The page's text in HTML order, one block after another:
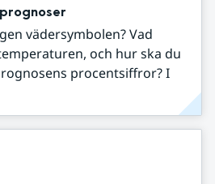
vädersymbolen? Vad
och hur ska du
procentsiffror? I